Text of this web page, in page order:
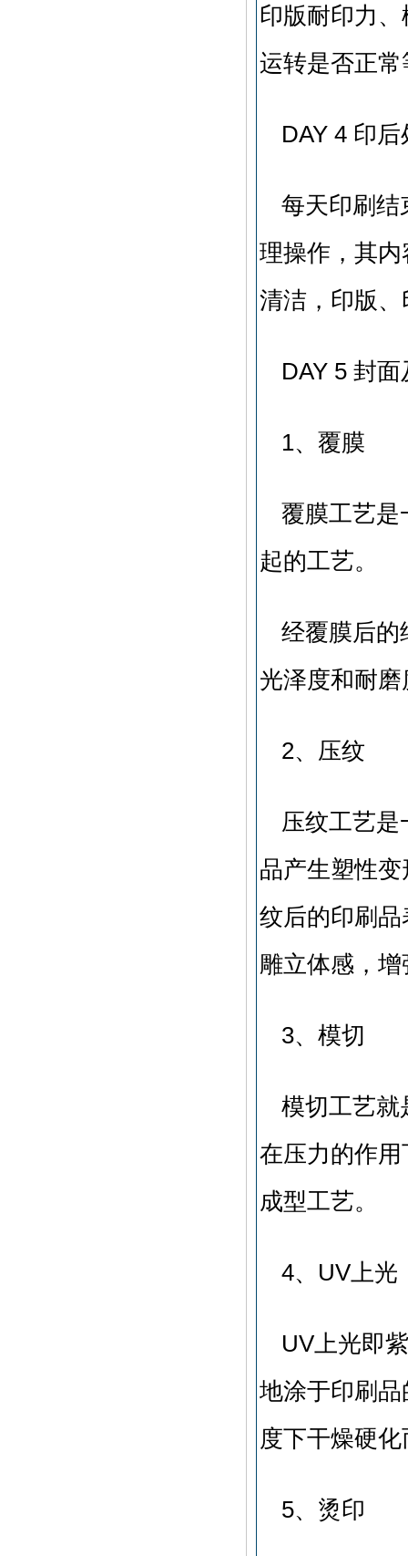
印版耐印力
运转是否正常
DAY 4 印后
每天印刷结
理操作，其
清洁，印版
DAY 5 封
1、覆膜
覆膜工艺是
起的工艺。
经覆膜后的
光泽度和耐
2、压纹
压纹工艺
品产生塑性
纹后的印刷
雕立体感，
3、模切
模切工艺就
在压力的作
成型工艺。
4、UV上光
UV上光即
地涂于印刷
度下干燥硬
5、烫印